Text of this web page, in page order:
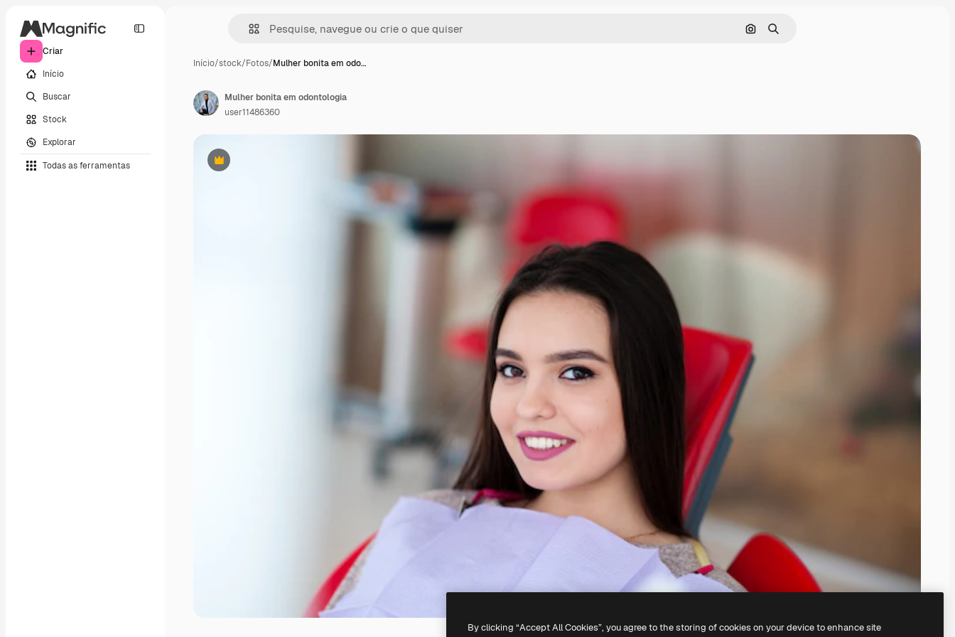
Criar
Início
Buscar
Stock
Explorar
Todas as ferramentas
Pesquisar por imagem
Buscar
Início/stock/Fotos/Mulher bonita em odo…
Premium
Mulher bonita em odontologia
user11486360
By clicking “Accept All Cookies”, you agree to the storing of cookies on your device to enhance site